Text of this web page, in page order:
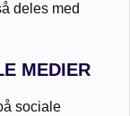
deles med
MEDIER
sociale